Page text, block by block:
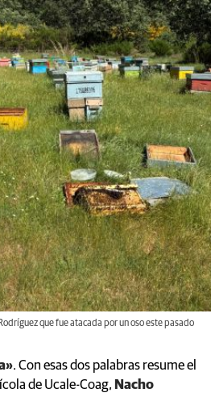
que fue atacada por un oso este pasado
. Con esas dos palabras resume el
de Ucale-Coag, Nacho